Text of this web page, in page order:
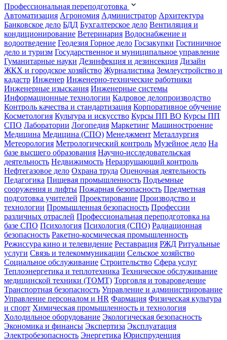
Профессиональная переподготовка
Автоматизация Агрономия Администратор Архитектура
Банковское дело БДД Бухгалтерское дело Вентиляция и
кондиционирование Ветеринария Водоснабжение и
водоотведение Геодезия Горное дело Госзакупки Гостиничное
дело и туризм Государственное и муниципальное управление
Гуманитарные науки Дезинфекция и дезинсекция Дизайн
ЖКХ и городское хозяйство Журналистика Землеустройство и
кадастр Инженер Инженерно-технические работники
Инженерные изыскания Инженерные системы
Информационные технологии Кадровое делопроизводство
Контроль качества и стандартизация Корпоративное обучение
Косметология Культура и искусство Курсы ПП ВО Курсы ПП
СПО Лаборатории Логопедия Маркетинг Машиностроение
Медицина Медицина (СПО) Менеджмент Металлургия
Метеорология Метрологический контроль Музейное дело На
базе высшего образования Научно-исследовательская
деятельность Недвижимость Неразрушающий контроль
Нефтегазовое дело Охрана труда Оценочная деятельность
Педагогика Пищевая промышленность Подъемные
сооружения и лифты Пожарная безопасность Предметная
подготовка учителей Проектирование Производство и
технологии Промышленная безопасность Профессии
различных отраслей Профессиональная переподготовка на
базе СПО Психология Психология (СПО) Радиационная
безопасность Ракетно-космическая промышленность
Режиссура кино и телевидение Реставрация РЖД Ритуальные
услуги Связь и телекоммуникации Сельское хозяйство
Социальное обслуживание Строительство Сфера услуг
Теплоэнергетика и теплотехника Техническое обслуживание
медицинской техники (ТОМТ) Торговля и товароведение
Транспортная безопасность Управление и администрирование
Управление персоналом и HR Фармация Физическая культура
и спорт Химическая промышленность и технология
Холодильное оборудование Экологическая безопасность
Экономика и финансы Экспертиза Эксплуатация
Электробезопасность Энергетика Юриспруденция